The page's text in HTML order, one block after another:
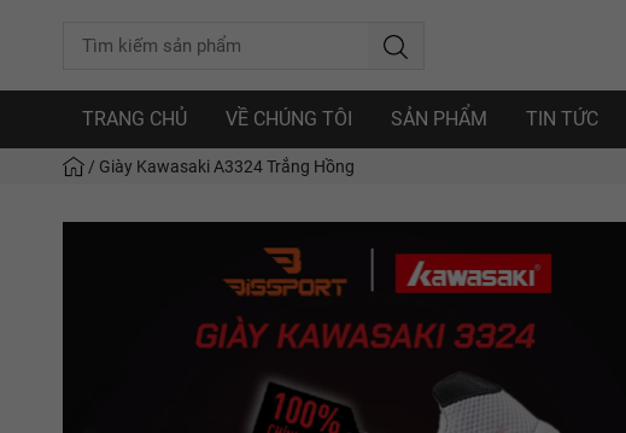
TRANG CHỦ VỀ CHÚNG TÔI SẢN PHẨM TIN TỨC
/ Giày Kawasaki A3324 Trắng Hồng